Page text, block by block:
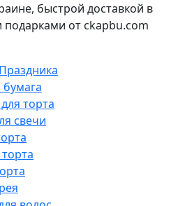
быстрой доставкой в
подарками от ckapbu.com
торта
свечи